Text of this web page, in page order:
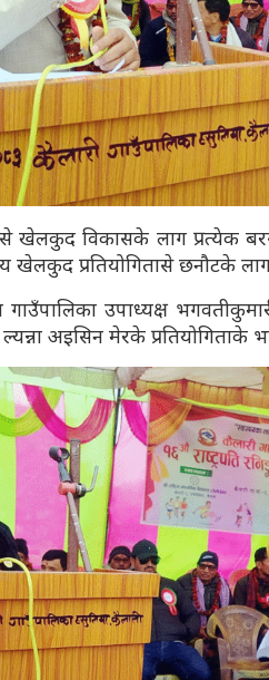
खेलकुद विकासके लाग प्रत्येक
खेलकुद प्रतियोगितासे छनौटके
गाउँपालिका उपाध्यक्ष
अइसिन मेरके प्रतियोगिताके